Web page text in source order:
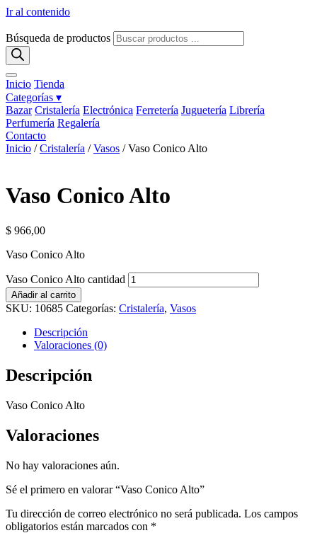
Ir al contenido
Búsqueda de productos
Inicio Tienda
Categorías ▾
Bazar Cristalería Electrónica Ferretería Juguetería Librería
Perfumería Regalería
Contacto
Inicio /Cristalería /Vasos / Vaso Conico Alto
Vaso Conico Alto
$ 966,00
Vaso Conico Alto
Vaso Conico Alto cantidad
Añadir al carrito
SKU: 10685 Categorías: Cristalería, Vasos
Descripción
Valoraciones (0)
Descripción
Vaso Conico Alto
Valoraciones
No hay valoraciones aún.
Sé el primero en valorar “Vaso Conico Alto”
Tu dirección de correo electrónico no será publicada. Los campos
obligatorios están marcados con *